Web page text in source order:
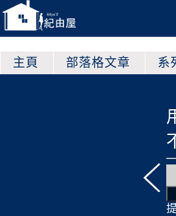
主頁 部落格文章 系
用郵件訂
不再錯過
提交後，不要